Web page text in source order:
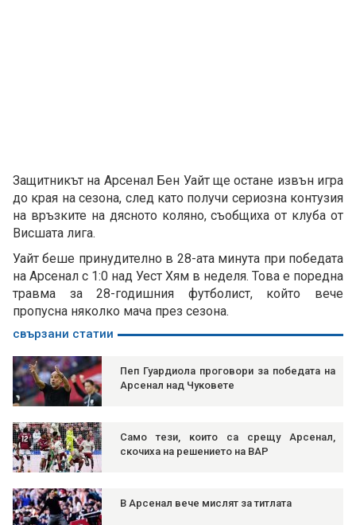
Защитникът на Арсенал Бен Уайт ще остане извън игра
до края на сезона, след като получи сериозна контузия
на връзките на дясното коляно, съобщиха от клуба от
Висшата лига.
Уайт беше принудително в 28-ата минута при победата
на Арсенал с 1:0 над Уест Хям в неделя. Това е поредна
травма за 28-годишния футболист, който вече
пропусна няколко мача през сезона.
свързани статии
Пеп Гуардиола проговори за победата на
Арсенал над Чуковете
Само тези, които са срещу Арсенал,
скочиха на решението на ВАР
В Арсенал вече мислят за титлата